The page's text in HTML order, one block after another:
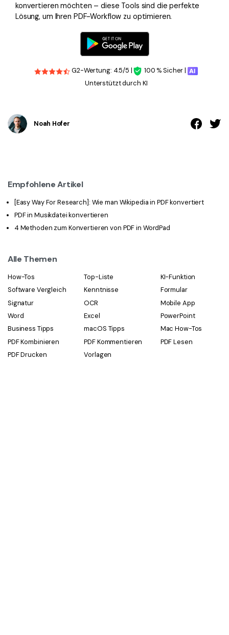
konvertieren möchten – diese Tools sind die perfekte
Lösung, um Ihren PDF-Workflow zu optimieren.
G2-Wertung: 4.5/5 |
100 % Sicher |
Unterstützt durch KI
Noah Hofer
Empfohlene Artikel
[Easy Way For Research]: Wie man Wikipedia in PDF konvertiert
PDF in Musikdatei konvertieren
4 Methoden zum Konvertieren von PDF in WordPad
Alle Themen
How-Tos Top-Liste
KI-Funktion
Software Vergleich
Kenntnisse
Formular
Signatur
OCR
Mobile App
Word
Excel
PowerPoint
Business Tipps
macOS Tipps
Mac How-Tos
PDF Kombinieren
PDF Kommentieren
PDF Lesen
PDF Drucken
Vorlagen